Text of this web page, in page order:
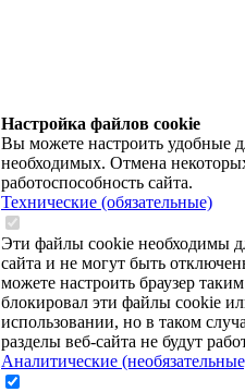
Настройка файлов cookie
Вы можете настроить удобные
необходимых. Отмена
работоспособность сайта.
Технические (обязательные)
Эти файлы cookie необходимы
сайта и не могут быть
можете настроить браузер
блокировал эти файлы cookie
использовании, но в таком
разделы веб-сайта не будут
Аналитические